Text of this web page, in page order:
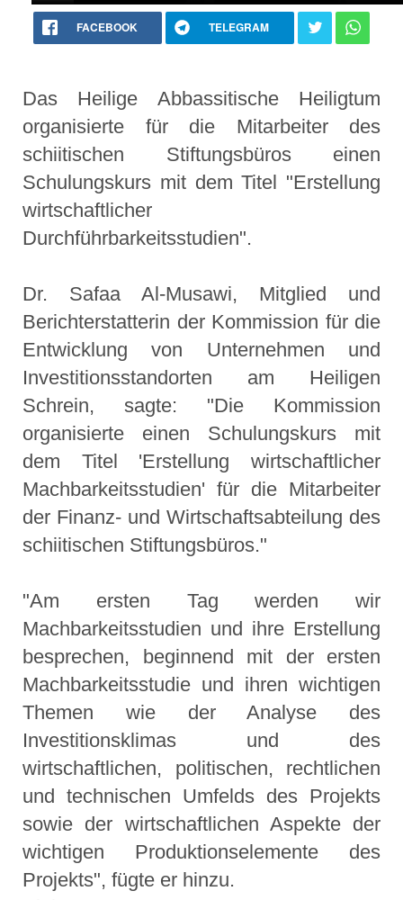
FACEBOOK TELEGRAM
Das Heilige Abbassitische Heiligtum
organisierte für die Mitarbeiter des
schiitischen Stiftungsbüros einen
Schulungskurs mit dem Titel "Erstellung
wirtschaftlicher
Durchführbarkeitsstudien".
Dr. Safaa Al-Musawi, Mitglied und
Berichterstatterin der Kommission für die
Entwicklung von Unternehmen und
Investitionsstandorten am Heiligen
Schrein, sagte: "Die Kommission
organisierte einen Schulungskurs mit
dem Titel 'Erstellung wirtschaftlicher
Machbarkeitsstudien' für die Mitarbeiter
der Finanz- und Wirtschaftsabteilung des
schiitischen Stiftungsbüros."
"Am ersten Tag werden wir
Machbarkeitsstudien und ihre Erstellung
besprechen, beginnend mit der ersten
Machbarkeitsstudie und ihren wichtigen
Themen wie der Analyse des
Investitionsklimas und des
wirtschaftlichen, politischen, rechtlichen
und technischen Umfelds des Projekts
sowie der wirtschaftlichen Aspekte der
wichtigen Produktionselemente des
Projekts", fügte er hinzu.